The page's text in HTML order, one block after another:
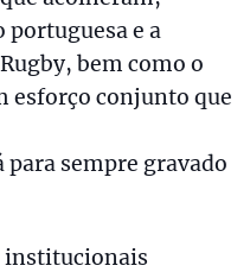
portuguesa e a
bem como o
esforço conjunto que
sempre gravado
institucionais